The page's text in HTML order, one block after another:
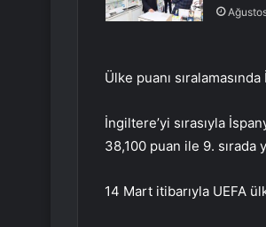
Ülke puanı
İngiltere’yi sırasıyla
38,100 puan ile 9. sırada
14 Mart itibarıyla UEFA